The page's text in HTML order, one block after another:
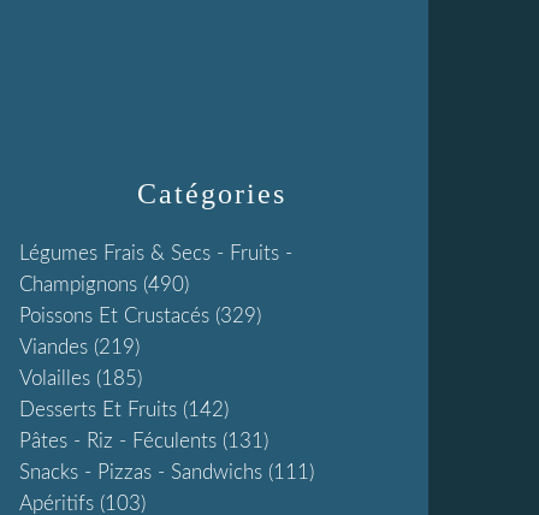
Catégories
Légumes Frais & Secs - Fruits -
Champignons (490)
Poissons Et Crustacés (329)
Viandes (219)
Volailles (185)
Desserts Et Fruits (142)
Pâtes - Riz - Féculents (131)
Snacks - Pizzas - Sandwichs (111)
Apéritifs (103)